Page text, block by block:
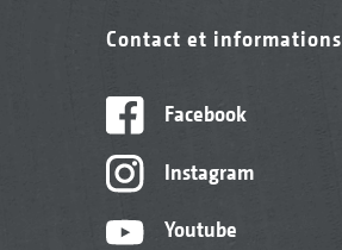
Contact et informations
Facebook
Instagram
Youtube